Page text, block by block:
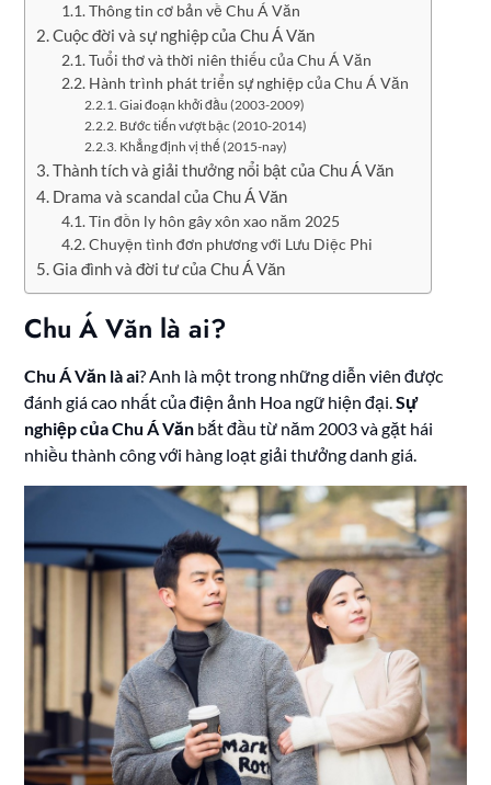
Thông tin cơ bản về Chu Á Văn
Cuộc đời và sự nghiệp của Chu Á Văn
Tuổi thơ và thời niên thiếu của Chu Á Văn
Hành trình phát triển sự nghiệp của Chu Á Văn
Giai đoạn khởi đầu (2003-2009)
Bước tiến vượt bậc (2010-2014)
Khẳng định vị thế (2015-nay)
Thành tích và giải thưởng nổi bật của Chu Á Văn
Drama và scandal của Chu Á Văn
Tin đồn ly hôn gây xôn xao năm 2025
Chuyện tình đơn phương với Lưu Diệc Phi
Gia đình và đời tư của Chu Á Văn
Chu Á Văn là ai?
Chu Á Văn là ai? Anh là một trong những diễn viên được
đánh giá cao nhất của điện ảnh Hoa ngữ hiện đại.Sự
nghiệp của Chu Á Văn bắt đầu từ năm 2003 và gặt hái
nhiều thành công với hàng loạt giải thưởng danh giá.